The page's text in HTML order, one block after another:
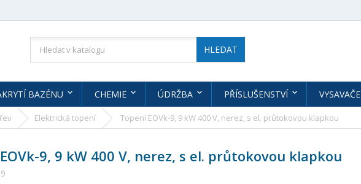
HLEDAT
BAZÉNU CHEMIE ÚDRŽBA PŘÍSLUŠENSTVÍ VYSAVAČE
Elektrická topení Topení EOVk-9, 9 kW 400 V, nerez, s el. průtokovou klapkou
9, 9 kW 400 V, nerez, s el. průtokovou klapkou